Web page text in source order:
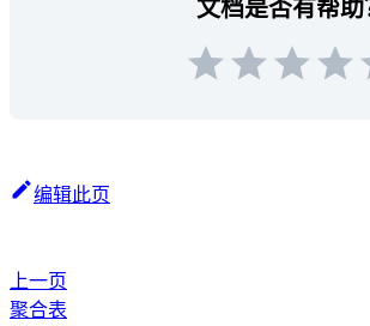
文档是否有帮助
编辑此页
上一页
聚合表